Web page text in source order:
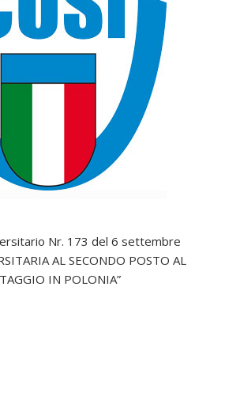
Nr. 173 del 6 settembre
AL SECONDO POSTO AL
IN POLONIA”